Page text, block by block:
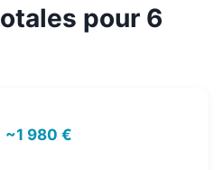
pour 6
~1 980 €